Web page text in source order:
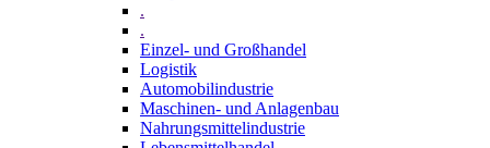
.
.
Einzel- und Großhandel
Logistik
Automobilindustrie
Maschinen- und Anlagenbau
Nahrungsmittelindustrie